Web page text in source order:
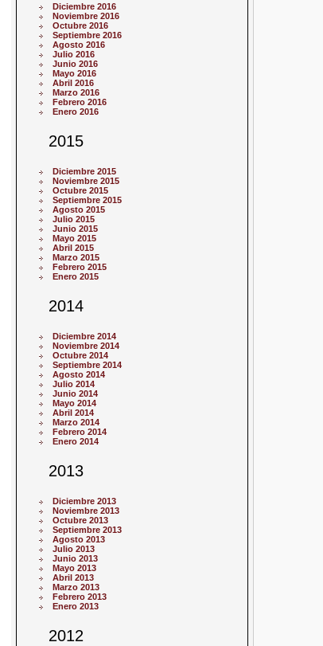
Diciembre 2016
Noviembre 2016
Octubre 2016
Septiembre 2016
Agosto 2016
Julio 2016
Junio 2016
Mayo 2016
Abril 2016
Marzo 2016
Febrero 2016
Enero 2016
2015
Diciembre 2015
Noviembre 2015
Octubre 2015
Septiembre 2015
Agosto 2015
Julio 2015
Junio 2015
Mayo 2015
Abril 2015
Marzo 2015
Febrero 2015
Enero 2015
2014
Diciembre 2014
Noviembre 2014
Octubre 2014
Septiembre 2014
Agosto 2014
Julio 2014
Junio 2014
Mayo 2014
Abril 2014
Marzo 2014
Febrero 2014
Enero 2014
2013
Diciembre 2013
Noviembre 2013
Octubre 2013
Septiembre 2013
Agosto 2013
Julio 2013
Junio 2013
Mayo 2013
Abril 2013
Marzo 2013
Febrero 2013
Enero 2013
2012